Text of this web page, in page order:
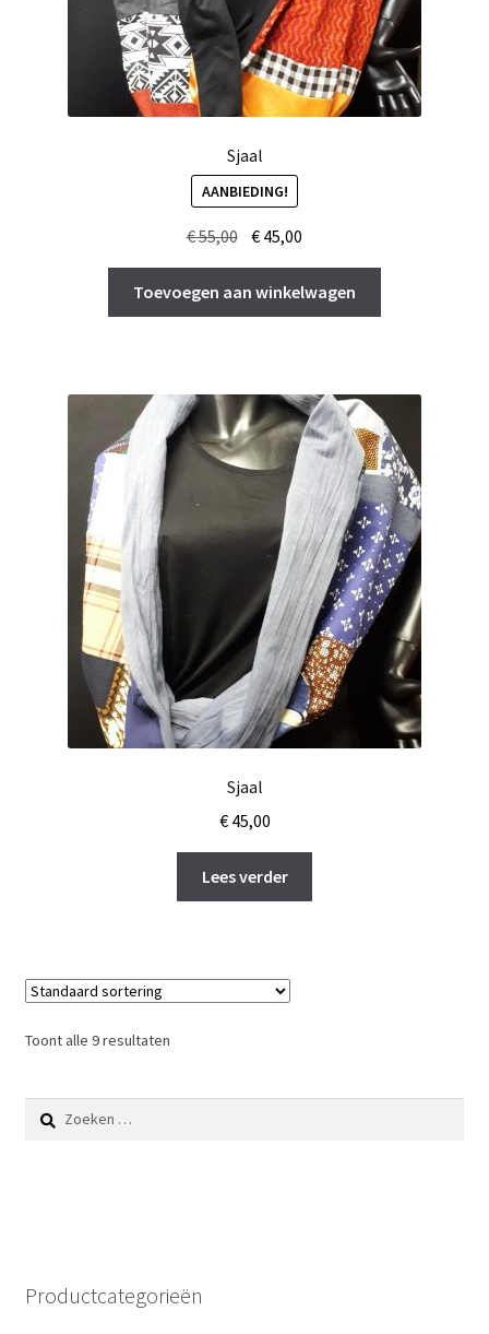
Sjaal
AANBIEDING!
€55,00 Oorspronkelijke
prijs
was:
€ 55,00.
€ 45,00
prijs
is:
€ 45,00.
Toevoegen aan winkelwagen
Sjaal
€45,00
Lees verder
Toont alle 9 resultaten
Zoeken
naar:
Productcategorieën